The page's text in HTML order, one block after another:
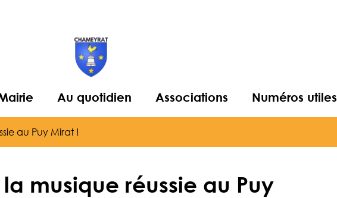
Au quotidien Associations Numéros utiles
au Puy Mirat !
musique réussie au Puy